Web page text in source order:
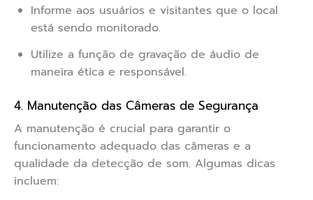
Informe aos usuários e visitantes que o local
está sendo monitorado.
Utilize a função de gravação de áudio de
maneira ética e responsável.
4. Manutenção das Câmeras de Segurança
A manutenção é crucial para garantir o
funcionamento adequado das câmeras e a
qualidade da detecção de som. Algumas dicas
incluem: